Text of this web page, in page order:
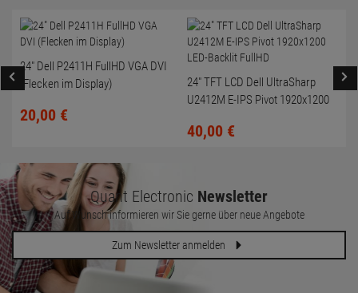
24" Dell P2411H FullHD VGA DVI
(Flecken im Display)
20,00 €
24" TFT LCD Dell UltraSharp
U2412M E-IPS Pivot 1920x1200
40,00 €
Quant Electronic Newsletter
Auf Wunsch informieren wir Sie gerne über neue Angebote
Zum Newsletter anmelden